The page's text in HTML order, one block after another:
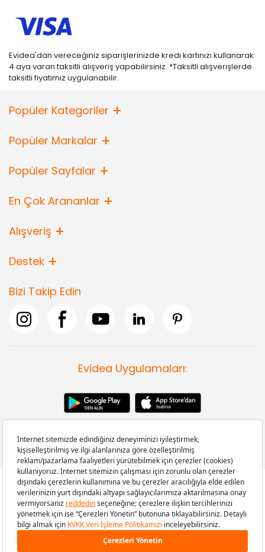
Evidea'dan vereceğiniz siparişlerinizde kredi kartınızı kullanarak
4 aya varan taksitli alışveriş yapabilirsiniz. *Taksitli alışverişlerde
taksitli fiyatımız uygulanabilir.
Popüler Kategoriler
Popüler Markalar
Popüler Sayfalar
En Çok Arananlar
Alışveriş
Destek
Bizi Takip Edin
Evidea Uygulamaları:
Copyright © 2008-2026 Evidea.com | Tüm hakları saklıdır.